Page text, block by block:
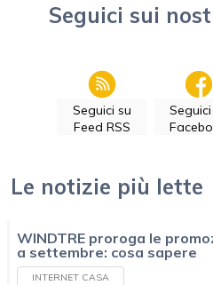
Seguici sui
Seguici su
Feed RSS
Le notizie più lette
WINDTRE proroga le
a settembre: cosa sapere
INTERNET CASA